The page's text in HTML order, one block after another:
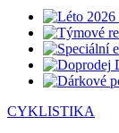
CYKLISTIKA